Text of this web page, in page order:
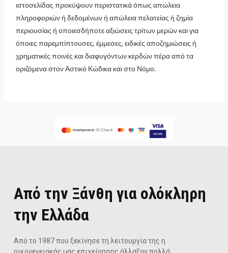
ιστοσελίδας προκύψουν περιστατικά όπως απώλεια
πληροφοριών ή δεδομένων ή απώλεια πελατείας ή ζημία
περιουσίας ή οποιεσδήποτε αξιώσεις τρίτων μερών και για
όποιες παρεμπίπτουσες, έμμεσες, ειδικές αποζημιώσεις ή
χρηματικές ποινές και διαφυγόντων κερδών πέρα από τα
οριζόμενα στον Αστικό Κώδικα και στο Νόμο.
Από την Ξάνθη για ολόκληρη
την Ελλάδα
Από το 1987 που ξεκίνησε τη λειτουργία της η
οικογενειακής μας επιχείρησης άλλαξαν πολλά.